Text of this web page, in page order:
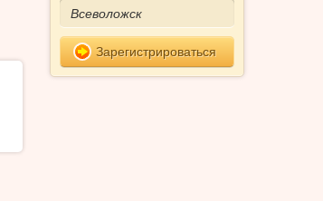
Зарегистрироваться